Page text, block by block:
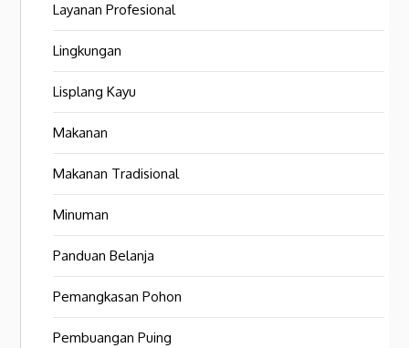
Layanan Profesional
Lingkungan
Lisplang Kayu
Makanan
Makanan Tradisional
Minuman
Panduan Belanja
Pemangkasan Pohon
Pembuangan Puing